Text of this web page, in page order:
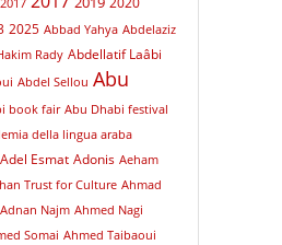
2025 Abbad Yahya Abdelaziz
Rady Abdellatif Laâbi
Abdel Sellou Abu
book fair Abu Dhabi festival
della lingua araba
Adel Esmat Adonis Aeham
Trust for Culture Ahmad
Najm Ahmed Nagi
Somai Ahmed Taibaoui